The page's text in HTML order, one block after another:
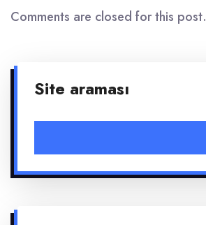
Comments are closed for this post.
Site araması